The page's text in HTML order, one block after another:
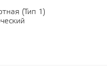
(Тип 1)